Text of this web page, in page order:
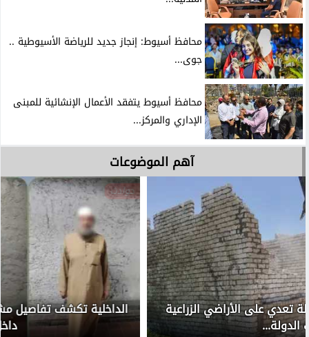
محافظ أسيوط: إنجاز جديد للرياضة الأسيوطية ..
جوى...
محافظ أسيوط يتفقد الأعمال الإنشائية للمبنى
الإداري والمركز...
آهم الموضوعات
حوادث
الداخلية تكشف تفاصيل مشادة كلامية بين رجل مسن وفتاة
داخل إحدى...